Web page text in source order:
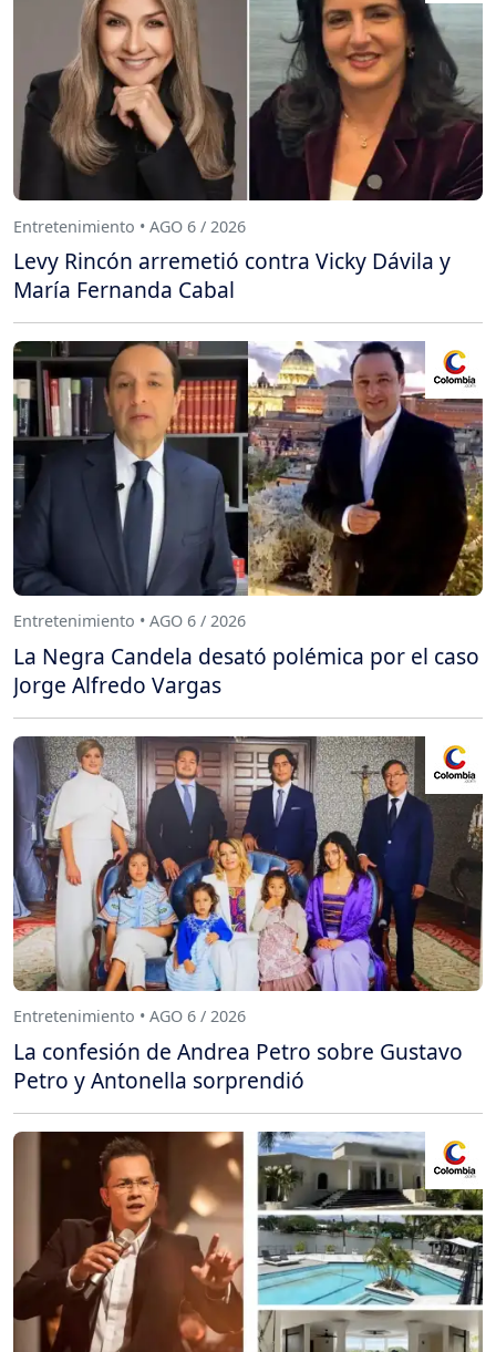
Entretenimiento • AGO 6 / 2026
Levy Rincón arremetió contra Vicky Dávila y
María Fernanda Cabal
Entretenimiento • AGO 6 / 2026
La Negra Candela desató polémica por el caso
Jorge Alfredo Vargas
Entretenimiento • AGO 6 / 2026
La confesión de Andrea Petro sobre Gustavo
Petro y Antonella sorprendió